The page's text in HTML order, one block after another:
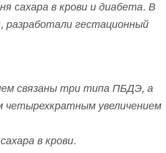
сахара в крови и диабета. В
гестационный
связаны три типа ПБДЭ, а
четырехкратным увеличением
в крови.